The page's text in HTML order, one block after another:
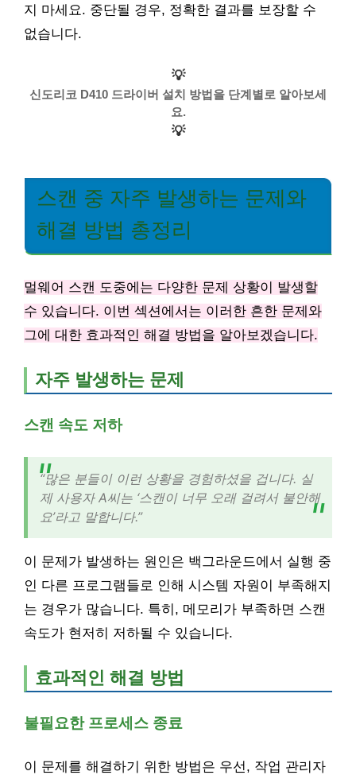
지 마세요. 중단될 경우, 정확한 결과를 보장할 수
없습니다.
💡
신도리코 D410 드라이버 설치 방법을 단계별로 알아보세
요.
💡
스캔 중 자주 발생하는 문제와
해결 방법 총정리
멀웨어 스캔 도중에는 다양한 문제 상황이 발생할
수 있습니다. 이번 섹션에서는 이러한 흔한 문제와
그에 대한 효과적인 해결 방법을 알아보겠습니다.
자주 발생하는 문제
스캔 속도 저하
“많은 분들이 이런 상황을 경험하셨을 겁니다. 실
제 사용자 A씨는 ‘스캔이 너무 오래 걸려서 불안해
요’라고 말합니다.”
이 문제가 발생하는 원인은 백그라운드에서 실행 중
인 다른 프로그램들로 인해 시스템 자원이 부족해지
는 경우가 많습니다. 특히, 메모리가 부족하면 스캔
속도가 현저히 저하될 수 있습니다.
효과적인 해결 방법
불필요한 프로세스 종료
이 문제를 해결하기 위한 방법은 우선, 작업 관리자